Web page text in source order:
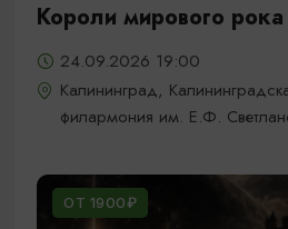
Короли мирового рока
24.09.2026 19:00
Калининград,
филармония им. Е.Ф.
ОТ 1900₽